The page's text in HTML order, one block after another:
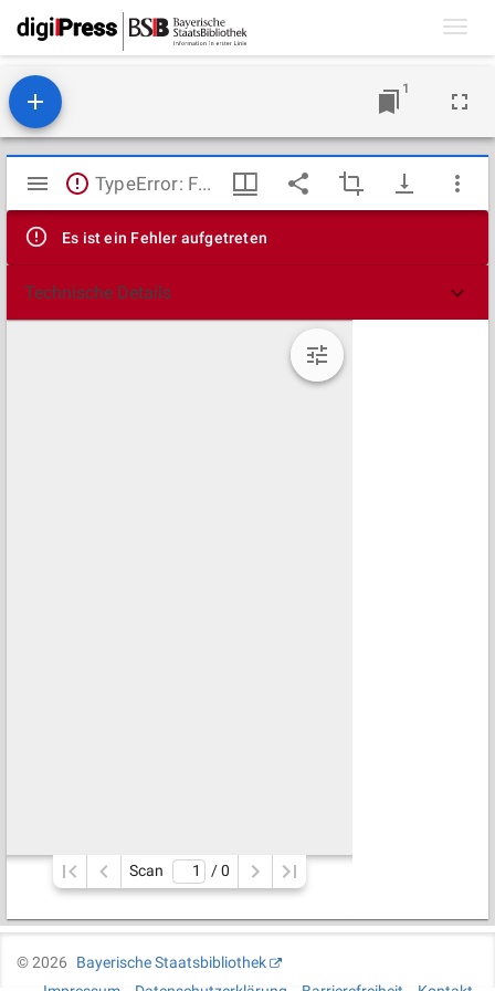
1
Mirador
Viewer
TypeError: Failed to fetch
Es ist ein Fehler aufgetreten
Technische Details
Scan / 0
©2026
Bayerische Staatsbibliothek